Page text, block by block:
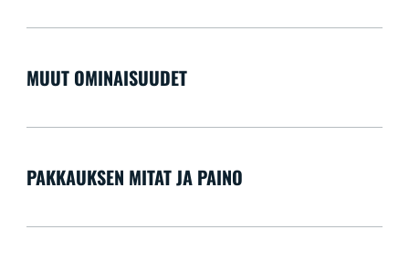
MUUT OMINAISUUDET
PAKKAUKSEN MITAT JA PAINO